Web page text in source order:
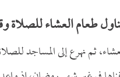
طعام العشاء للصلاة
ثم نهرع إلى المساجد